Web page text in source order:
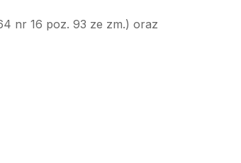
nr 16 poz. 93 ze zm.) oraz